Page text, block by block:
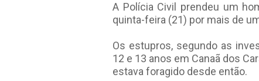
A Polícia Civil prendeu um
quinta-feira (21) por mais de
Os estupros, segundo as
12 e 13 anos em Canaã dos
estava foragido desde então.